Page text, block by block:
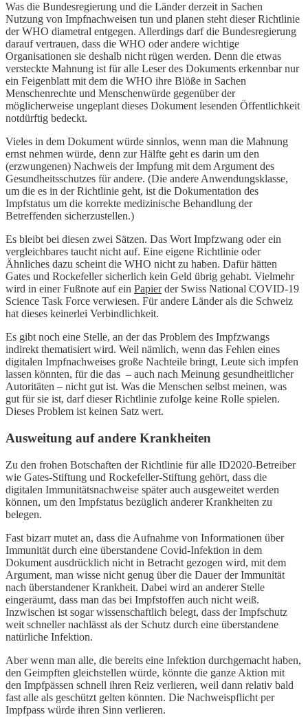
Was die Bundesregierung und die Länder derzeit in Sachen
Nutzung von Impfnachweisen tun und planen steht dieser Richtlinie
der WHO diametral entgegen. Allerdings darf die Bundesregierung
darauf vertrauen, dass die WHO oder andere wichtige
Organisationen sie deshalb nicht rügen werden. Denn die etwas
versteckte Mahnung ist für alle Leser des Dokuments erkennbar nur
ein Feigenblatt mit dem die WHO ihre Blöße in Sachen
Menschenrechte und Menschenwürde gegenüber der
möglicherweise ungeplant dieses Dokument lesenden Öffentlichkeit
notdürftig bedeckt.
Vieles in dem Dokument würde sinnlos, wenn man die Mahnung
ernst nehmen würde, denn zur Hälfte geht es darin um den
(erzwungenen) Nachweis der Impfung mit dem Argument des
Gesundheitsschutzes für andere. (Die andere Anwendungsklasse,
um die es in der Richtlinie geht, ist die Dokumentation des
Impfstatus um die korrekte medizinische Behandlung der
Betreffenden sicherzustellen.)
Es bleibt bei diesen zwei Sätzen. Das Wort Impfzwang oder ein
vergleichbares taucht nicht auf. Eine eigene Richtlinie oder
Ähnliches dazu scheint die WHO nicht zu haben. Dafür hätten
Gates und Rockefeller sicherlich kein Geld übrig gehabt. Vielmehr
wird in einer Fußnote auf ein Papierder Swiss National COVID-19
Science Task Force verwiesen. Für andere Länder als die Schweiz
hat dieses keinerlei Verbindlichkeit.
Es gibt noch eine Stelle, an der das Problem des Impfzwangs
indirekt thematisiert wird. Weil nämlich, wenn das Fehlen eines
digitalen Impfnachweises große Nachteile bringt, Leute sich impfen
lassen könnten, für die das – auch nach Meinung gesundheitlicher
Autoritäten – nicht gut ist. Was die Menschen selbst meinen, was
gut für sie ist, darf dieser Richtlinie zufolge keine Rolle spielen.
Dieses Problem ist keinen Satz wert.
Ausweitung auf andere Krankheiten
Zu den frohen Botschaften der Richtlinie für alle ID2020-Betreiber
wie Gates-Stiftung und Rockefeller-Stiftung gehört, dass die
digitalen Immunitätsnachweise später auch ausgeweitet werden
können, um den Impfstatus bezüglich anderer Krankheiten zu
belegen.
Fast bizarr mutet an, dass die Aufnahme von Informationen über
Immunität durch eine überstandene Covid-Infektion in dem
Dokument ausdrücklich nicht in Betracht gezogen wird, mit dem
Argument, man wisse nicht genug über die Dauer der Immunität
nach überstandener Krankheit. Dabei wird an anderer Stelle
eingeräumt, dass man das bei Impfstoffen auch nicht weiß.
Inzwischen ist sogar wissenschaftlich belegt, dass der Impfschutz
weit schneller nachlässt als der Schutz durch eine überstandene
natürliche Infektion.
Aber wenn man alle, die bereits eine Infektion durchgemacht haben,
den Geimpften gleichstellen würde, könnte die ganze Aktion mit
den Impfpässen schnell ihren Reiz verlieren, weil dann relativ bald
fast alle als geschützt gelten könnten. Die Nachweispflicht per
Impfpass würde ihren Sinn verlieren.